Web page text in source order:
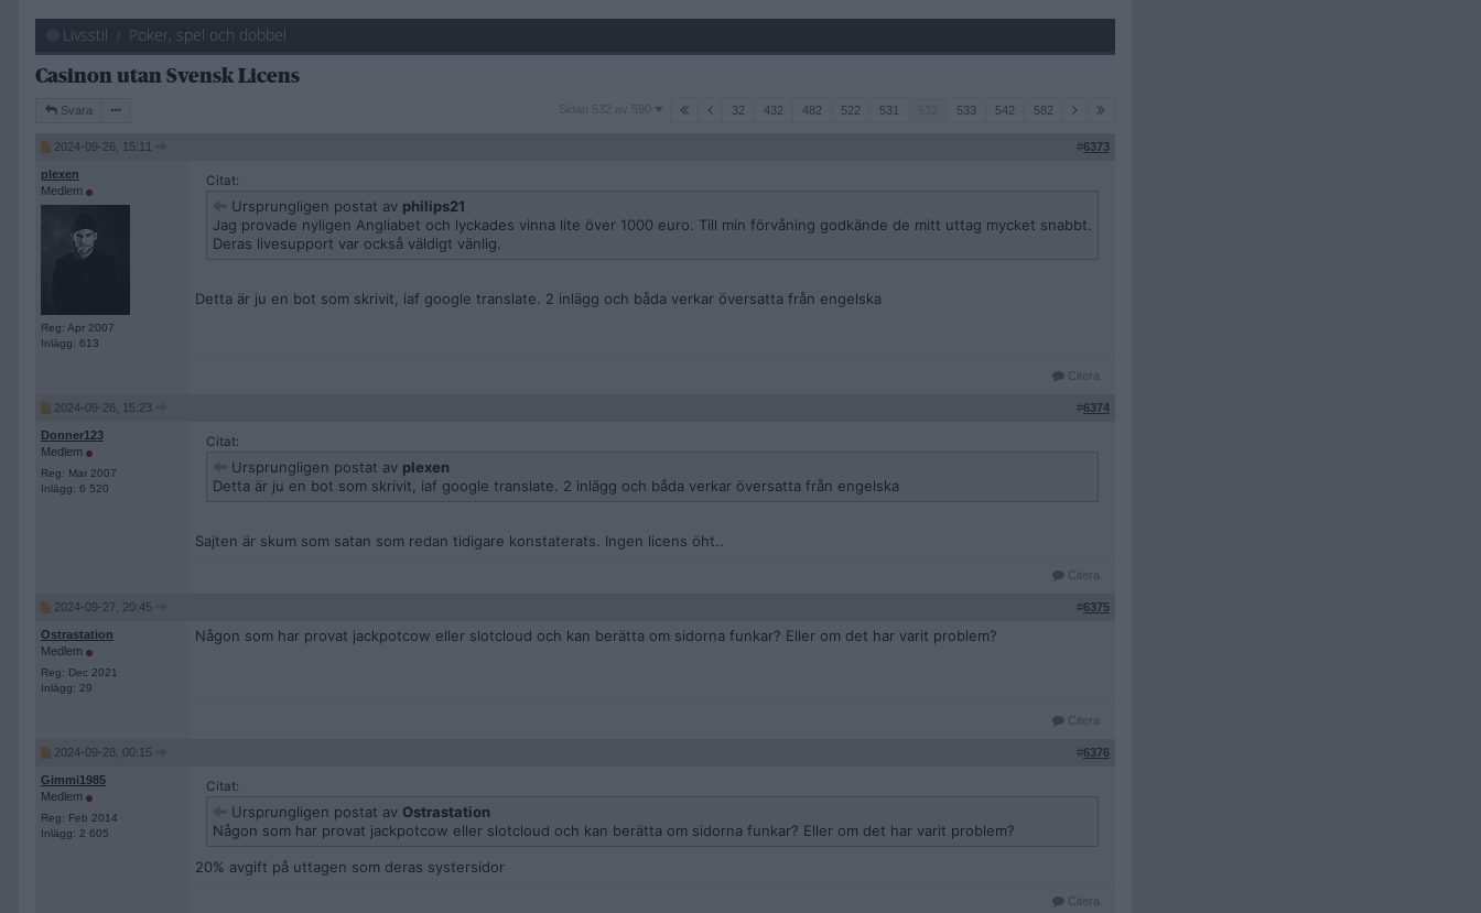
Livsstil Poker, spel och dobbel
Casinon utan Svensk Licens
Svara
Sidan
Sidan 532 av 590 32 432 482 522 531 533 542 582
2024-09-26, 15:11 #6373
plexen
Medlem
Reg: Apr 2007
Inlägg: 613
Citat:
Ursprungligen postat av philips21
Jag provade nyligen Angliabet och lyckades vinna lite över 1000 euro. Till min förvåning godkände de mitt uttag mycket snabbt.
Deras livesupport var också väldigt vänlig.
Detta är ju en bot som skrivit, iaf google translate. 2 inlägg och båda verkar översatta från engelska
Citera
2024-09-26, 15:23 #6374
Donner123
Medlem
Reg: Mar 2007
Inlägg: 6 520
Citat:
Ursprungligen postat av plexen
Detta är ju en bot som skrivit, iaf google translate. 2 inlägg och båda verkar översatta från engelska
Sajten är skum som satan som redan tidigare konstaterats. Ingen licens öht..
Citera
2024-09-27, 20:45 #6375
Ostrastation
Medlem
Reg: Dec 2021
Inlägg: 29
Någon som har provat jackpotcow eller slotcloud och kan berätta om sidorna funkar? Eller om det har varit problem?
Citera
2024-09-28, 00:15 #6376
Gimmi1985
Medlem
Reg: Feb 2014
Inlägg: 2 605
Citat:
Ursprungligen postat av Ostrastation
Någon som har provat jackpotcow eller slotcloud och kan berätta om sidorna funkar? Eller om det har varit problem?
20% avgift på uttagen som deras systersidor
Citera